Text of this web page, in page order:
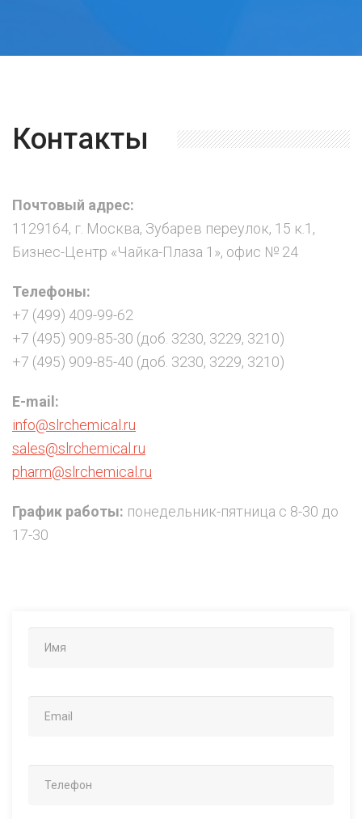
Контакты
Почтовый адрес:
1129164, г. Москва, Зубарев переулок, 15 к.1,
Бизнес-Центр «Чайка-Плаза 1», офис № 24
Телефоны:
+7 (499) 409-99-62
+7 (495) 909-85-30 (доб. 3230, 3229, 3210)
+7 (495) 909-85-40 (доб. 3230, 3229, 3210)
E-mail:
info@slrchemical.ru
sales@slrchemical.ru
pharm@slrchemical.ru
График работы: понедельник-пятница с 8-30 до
17-30